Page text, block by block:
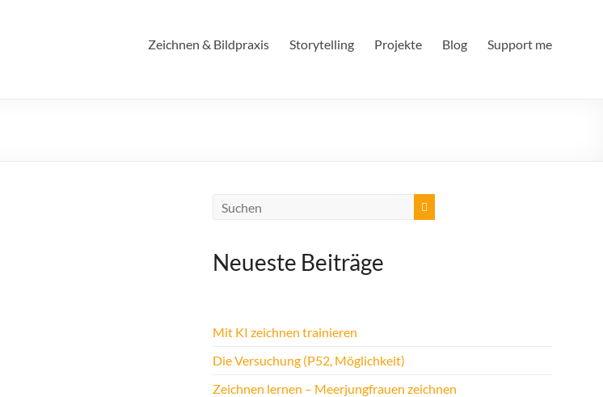
Zeichnen & Bildpraxis Storytelling Projekte Blog Support me
Neueste Beiträge
Mit KI zeichnen trainieren
Die Versuchung (P52, Möglichkeit)
Zeichnen lernen – Meerjungfrauen zeichnen